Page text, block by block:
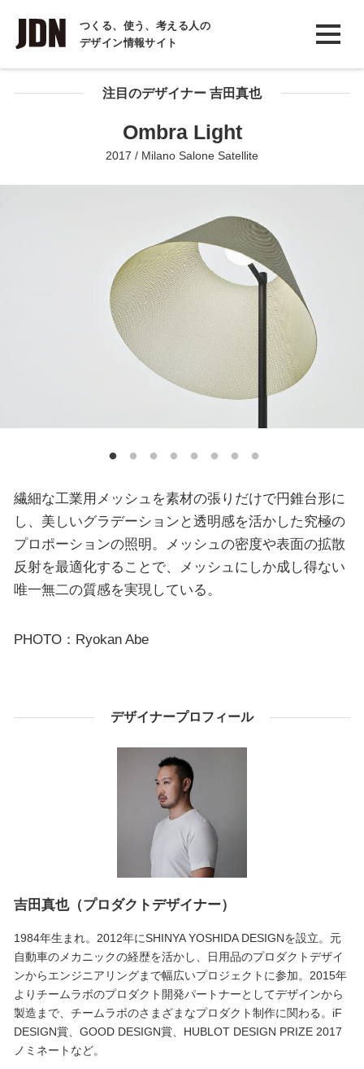
つくる、使う、考える人の
デザイン情報サイト
INTERVIEW
インタビュー
REPORT
COLUMN
注目のデザイナー 吉田真也
Ombra Light
2017 / Milano Salone Satellite
繊細な工業用メッシュを素材の張りだけで円錐台形に
し、美しいグラデーションと透明感を活かした究極の
プロポーションの照明。メッシュの密度や表面の拡散
反射を最適化することで、メッシュにしか成し得ない
唯一無二の質感を実現している。
PHOTO：Ryokan Abe
デザイナープロフィール
吉田真也（プロダクトデザイナー）
1984年生まれ。2012年にSHINYA YOSHIDA DESIGNを設立。元
自動車のメカニックの経歴を活かし、日用品のプロダクトデザイ
ンからエンジニアリングまで幅広いプロジェクトに参加。2015年
よりチームラボのプロダクト開発パートナーとしてデザインから
製造まで、チームラボのさまざまなプロダクト制作に関わる。iF
DESIGN賞、GOOD DESIGN賞、HUBLOT DESIGN PRIZE 2017
ノミネートなど。